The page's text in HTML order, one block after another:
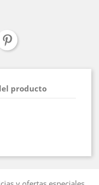
producto